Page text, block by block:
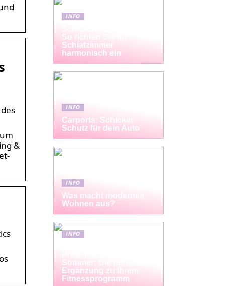
&
INFO
So richten Sie Ihr
Schlafzimmer
harmonisch ein
INFO
Carports: Schicker
Schutz für dein Auto
INFO
Was macht modernes
Wohnen aus?
INFO
Sommer: Die perfekte
Ergänzung zu Ihrem
Fitnessprogramm